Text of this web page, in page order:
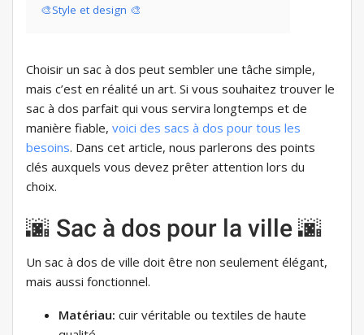
🎨Style et design 🎨
Choisir un sac à dos peut sembler une tâche simple,
mais c’est en réalité un art. Si vous souhaitez trouver le
sac à dos parfait qui vous servira longtemps et de
manière fiable, voici des sacs à dos pour tous les
besoins. Dans cet article, nous parlerons des points
clés auxquels vous devez prêter attention lors du
choix.
🌆 Sac à dos pour la ville 🌆
Un sac à dos de ville doit être non seulement élégant,
mais aussi fonctionnel.
Matériau: cuir véritable ou textiles de haute